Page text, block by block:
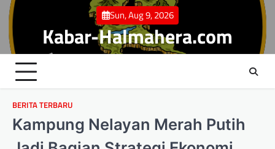
Skip
content
Sun, Aug 9, 2026
Kabar-Halmahera.com
BERITA TERBARU
Kampung Nelayan Merah Putih